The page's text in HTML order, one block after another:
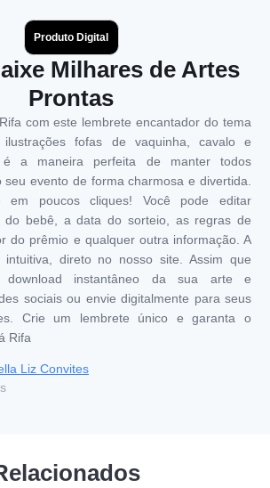
Produto Digital
Milhares de Artes
Prontas
com este lembrete encantador do tema
ilustrações fofas de vaquinha, cavalo e
é a maneira perfeita de manter todos
seu evento de forma charmosa e divertida.
em poucos cliques! Você pode editar
do bebê, a data do sorteio, as regras de
do prêmio e qualquer outra informação. A
direto no nosso site. Assim que
instantâneo da sua arte e
sociais ou envie digitalmente para seus
Crie um lembrete único e garanta o
Rifa
Liz Convites